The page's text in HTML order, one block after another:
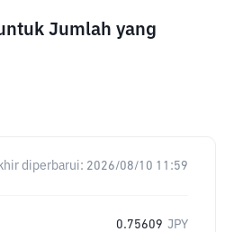
Jumlah yang
diperbarui: 2026/08/10 11:59
0.75609 JPY